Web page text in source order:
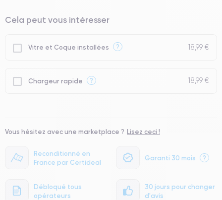
Reconditionné en
France par Certideal
Garanti 30 mois ?
Débloqué tous
opérateurs
30 jours pour changer
d'avis
Cela peut vous intéresser
Vitre et Coque installées ? 18,99 €
Chargeur rapide ? 18,99 €
Vous hésitez avec une marketplace ? Lisez ceci !